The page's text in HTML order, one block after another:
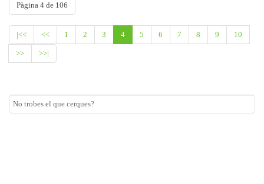
Pàgina 4 de 106
|<< << 1 2 3 4 5 6 7 8 9 10
>> >>|